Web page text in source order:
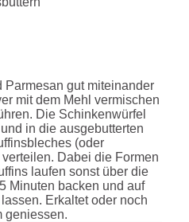
Parmesan gut miteinander
mit dem Mehl vermischen
Die Schinkenwürfel
in die ausgebutterten
(oder
Dabei die Formen
laufen sonst über die
Minuten backen und auf
Erkaltet oder noch
geniessen.